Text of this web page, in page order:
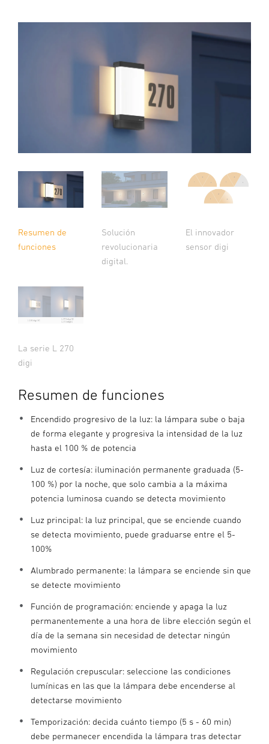
Resumen de
funciones
Solución
revolucionaria
digital.
El innovador
sensor digi
La serie L 270
digi
Resumen de funciones
Encendido progresivo de la luz: la lámpara sube o baja
de forma elegante y progresiva la intensidad de la luz
hasta el 100 % de potencia
Luz de cortesía: iluminación permanente graduada (5-
100 %) por la noche, que solo cambia a la máxima
potencia luminosa cuando se detecta movimiento
Luz principal: la luz principal, que se enciende cuando
se detecta movimiento, puede graduarse entre el 5-
100%
Alumbrado permanente: la lámpara se enciende sin que
se detecte movimiento
Función de programación: enciende y apaga la luz
permanentemente a una hora de libre elección según el
día de la semana sin necesidad de detectar ningún
movimiento
Regulación crepuscular: seleccione las condiciones
lumínicas en las que la lámpara debe encenderse al
detectarse movimiento
Temporización: decida cuánto tiempo (5 s - 60 min)
debe permanecer encendida la lámpara tras detectar